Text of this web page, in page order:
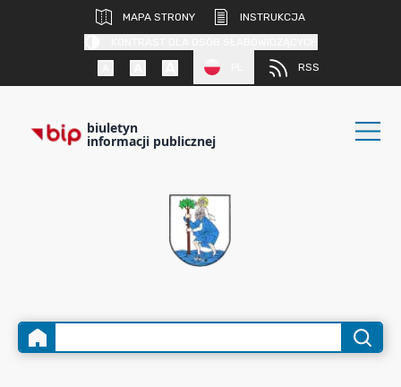
MAPA STRONY
INSTRUKCJA
RSS
biuletyn
informacji publicznej